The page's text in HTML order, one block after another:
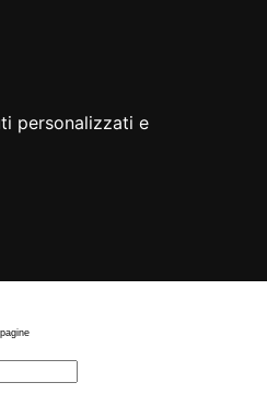
personalizzati e